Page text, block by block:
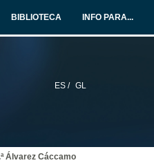
BIBLIOTECA INFO PARA...
ES / GL
Álvarez Cáccamo
3 de mar. de 2021